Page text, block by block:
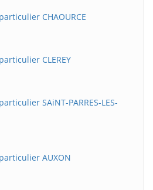
CHAOURCE
CLEREY
SAiNT-PARRES-LES-
AUXON